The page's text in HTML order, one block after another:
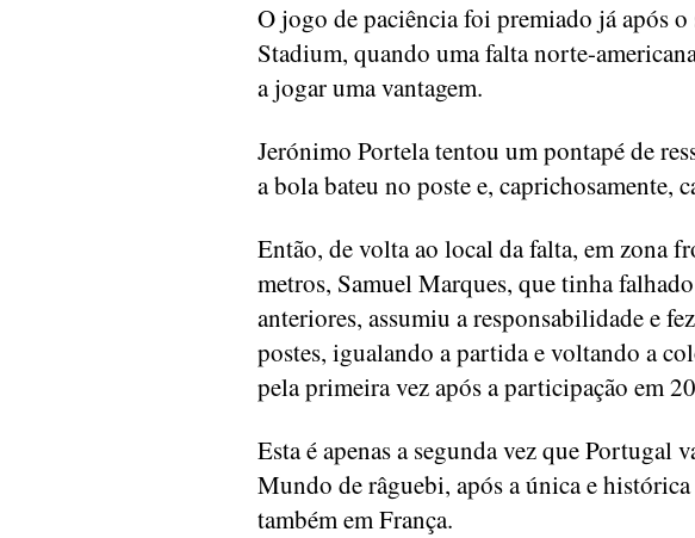
O jogo de paciência foi premiado já após
Stadium, quando uma falta norte-
a jogar uma vantagem.
Jerónimo Portela tentou um pontapé de
a bola bateu no poste e, caprichosamente,
Então, de volta ao local da falta, em zona
metros, Samuel Marques, que tinha
anteriores, assumiu a responsabilidade e
postes, igualando a partida e voltando a
pela primeira vez após a participação em
Esta é apenas a segunda vez que Portugal
Mundo de râguebi, após a única e
também em França.